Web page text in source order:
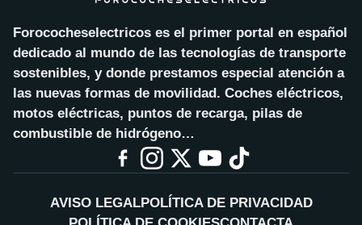
Forococheselectricos es el primer portal en español
dedicado al mundo de las tecnologías de transporte
sostenibles, y donde prestamos especial atención a
las nuevas formas de movilidad. Coches eléctricos,
motos eléctricas, puntos de recarga, pilas de
combustible de hidrógeno…
AVISO LEGALPOLÍTICA DE PRIVACIDAD